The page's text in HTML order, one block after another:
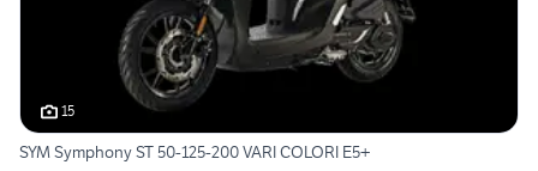
15
SYM Symphony ST 50-125-200 VARI COLORI E5+